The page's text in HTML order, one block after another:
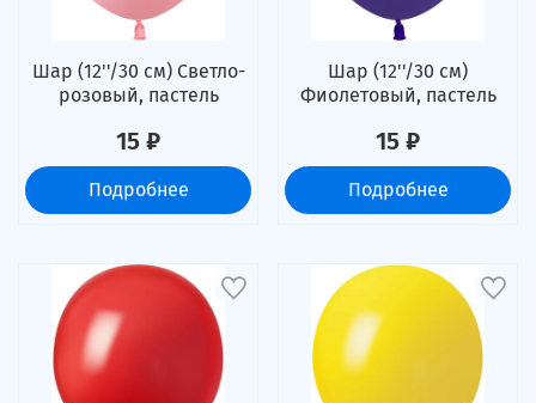
Шар (12''/30 см) Светло-
розовый, пастель
15 ₽
Подробнее
Шар (12''/30 см)
Фиолетовый, пастель
15 ₽
Подробнее